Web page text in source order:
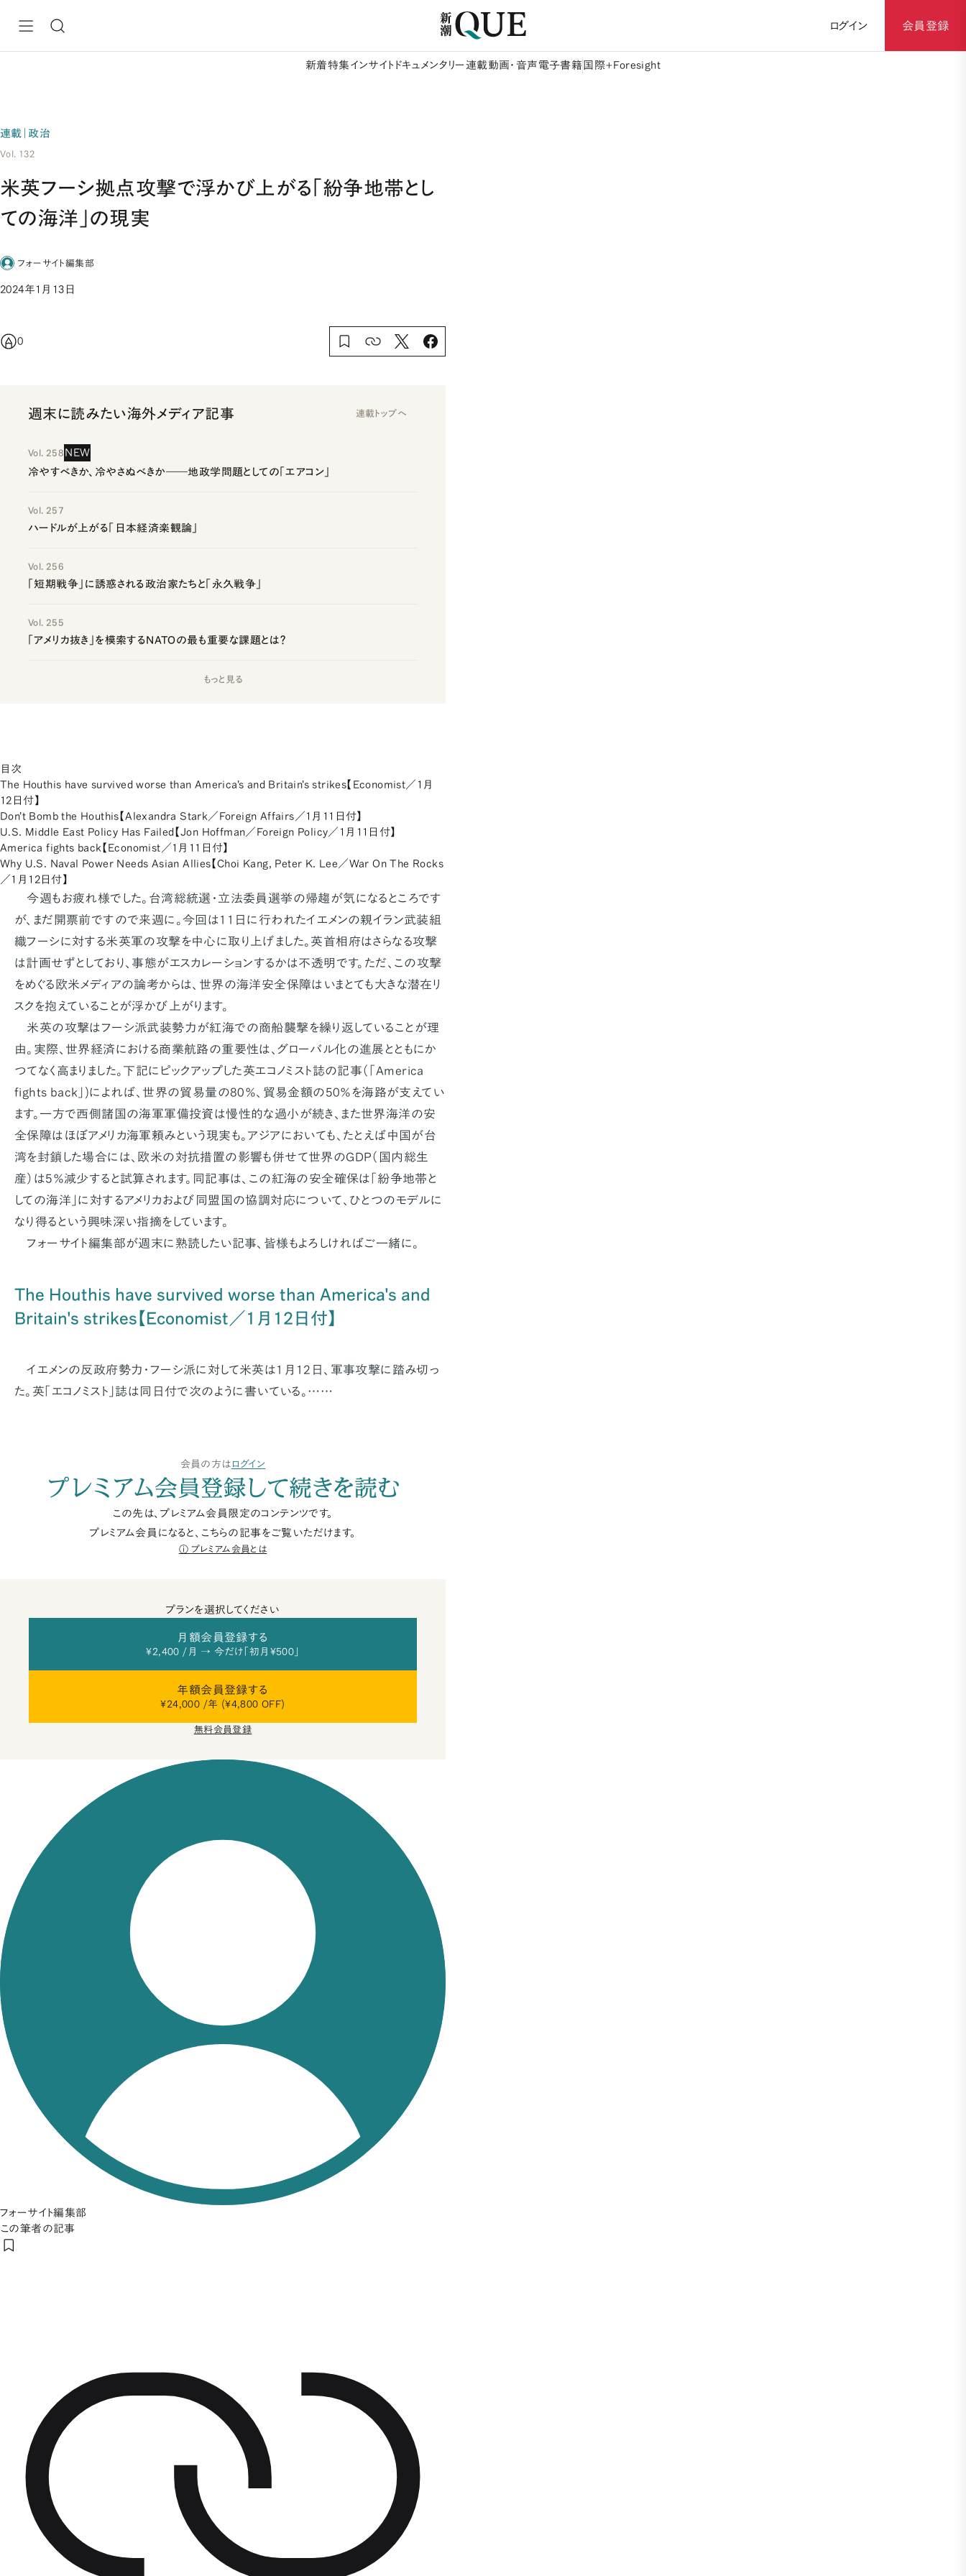
ログイン 会員登録
新着特集 インサイト ドキュメンタリー 連載動画・音声 電子書籍 国際+Foresight
連載｜政治
Vol. 132
米英フーシ拠点攻撃で浮かび上がる「紛争地帯とし
ての海洋」の現実
フォーサイト編集部
2024年1月13日
0
週末に読みたい海外メディア記事 連載トップへ
Vol. 258 NEW
冷やすべきか、冷やさぬべきか――地政学問題としての「エアコン」
Vol. 257
ハードルが上がる「日本経済楽観論」
Vol. 256
「短期戦争」に誘惑される政治家たちと「永久戦争」
Vol. 255
「アメリカ抜き」を模索するNATOの最も重要な課題とは？
もっと見る
目次
The Houthis have survived worse than America's and Britain's strikes【Economist／1月
12日付】
Don't Bomb the Houthis【Alexandra Stark／Foreign Affairs／1月11日付】
U.S. Middle East Policy Has Failed【Jon Hoffman／Foreign Policy／1月11日付】
America fights back【Economist／1月11日付】
Why U.S. Naval Power Needs Asian Allies【Choi Kang, Peter K. Lee／War On The Rocks
／1月12日付】
今週もお疲れ様でした。台湾総統選・立法委員選挙の帰趨が気になるところです
が、まだ開票前ですので来週に。今回は11日に行われたイエメンの親イラン武装組
織フーシに対する米英軍の攻撃を中心に取り上げました。英首相府はさらなる攻撃
は計画せずとしており、事態がエスカレーションするかは不透明です。ただ、この攻撃
をめぐる欧米メディアの論考からは、世界の海洋安全保障はいまとても大きな潜在リ
スクを抱えていることが浮かび上がります。
米英の攻撃はフーシ派武装勢力が紅海での商船襲撃を繰り返していることが理
由。実際、世界経済における商業航路の重要性は、グローバル化の進展とともにか
つてなく高まりました。下記にピックアップした英エコノミスト誌の記事（「America
fights back」)によれば、世界の貿易量の80％、貿易金額の50％を海路が支えてい
ます。一方で西側諸国の海軍軍備投資は慢性的な過小が続き、また世界海洋の安
全保障はほぼアメリカ海軍頼みという現実も。アジアにおいても、たとえば中国が台
湾を封鎖した場合には、欧米の対抗措置の影響も併せて世界のGDP（国内総生
産）は5％減少すると試算されます。同記事は、この紅海の安全確保は「紛争地帯と
しての海洋」に対するアメリカおよび同盟国の協調対応について、ひとつのモデルに
なり得るという興味深い指摘をしています。
フォーサイト編集部が週末に熟読したい記事、皆様もよろしければご一緒に。
The Houthis have survived worse than America's and
Britain's strikes【Economist／1月12日付】
イエメンの反政府勢力・フーシ派に対して米英は1月12日、軍事攻撃に踏み切っ
た。英「エコノミスト」誌は同日付で次のように書いている。……
会員の方は ログイン
プレミアム会員登録して続きを読む
この先は、プレミアム会員限定のコンテンツです。
プレミアム会員になると、こちらの記事をご覧いただけます。
プレミアム会員とは
プランを選択してください
月額会員登録する
¥2,400 /月 → 今だけ「初月¥500」
年額会員登録する
¥24,000 /年 (¥4,800 OFF)
無料会員登録
フォーサイト編集部
この筆者の記事